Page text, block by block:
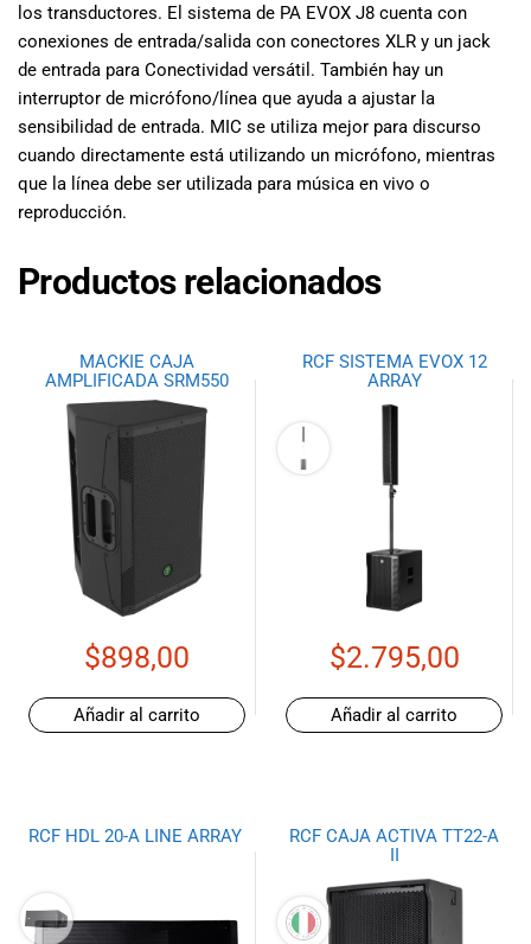
los transductores. El sistema de PA EVOX J8 cuenta con
conexiones de entrada/salida con conectores XLR y un jack
de entrada para Conectividad versátil. También hay un
interruptor de micrófono/línea que ayuda a ajustar la
sensibilidad de entrada. MIC se utiliza mejor para discurso
cuando directamente está utilizando un micrófono, mientras
que la línea debe ser utilizada para música en vivo o
reproducción.
Productos relacionados
MACKIE CAJA
AMPLIFICADA SRM550
$898,00
Añadir al carrito
RCF SISTEMA EVOX 12
ARRAY
$2.795,00
Añadir al carrito
RCF HDL 20-A LINE ARRAY
RCF CAJA ACTIVA TT22-A
II